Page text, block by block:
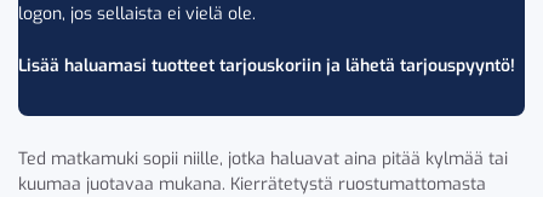
logon, jos sellaista ei vielä ole.
Lisää haluamasi tuotteet tarjouskoriin ja lähetä tarjouspyyntö!
Ted matkamuki sopii niille, jotka haluavat aina pitää kylmää tai
kuumaa juotavaa mukana. Kierrätetystä ruostumattomasta